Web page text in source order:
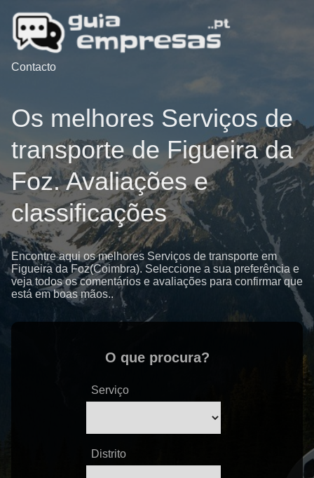
Contacto
Os melhores Serviços de
transporte de Figueira da
Foz. Avaliações e
classificações
Encontre aqui os melhores Serviços de transporte em
Figueira da Foz(Coimbra). Seleccione a sua preferência e
veja todos os comentários e avaliações para confirmar que
está em boas mãos..
O que procura?
Serviço
Distrito